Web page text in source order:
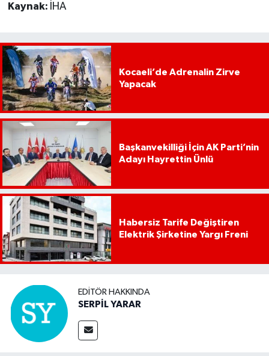
Kaynak: İHA
Kocaeli’de Adrenalin Zirve
Yapacak
Başkanvekilliği İçin AK Parti’nin
Adayı Hayrettin Ünlü
Habersiz Tarife Değiştiren
Elektrik Şirketine Yargı Freni
EDITÖR HAKKINDA
SERPİL YARAR